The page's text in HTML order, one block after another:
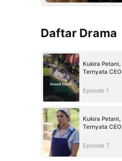
Daftar Drama
Kukira Petani,
Ternyata CEO
Episode 1
Kukira Petani,
Ternyata CEO
Episode 7